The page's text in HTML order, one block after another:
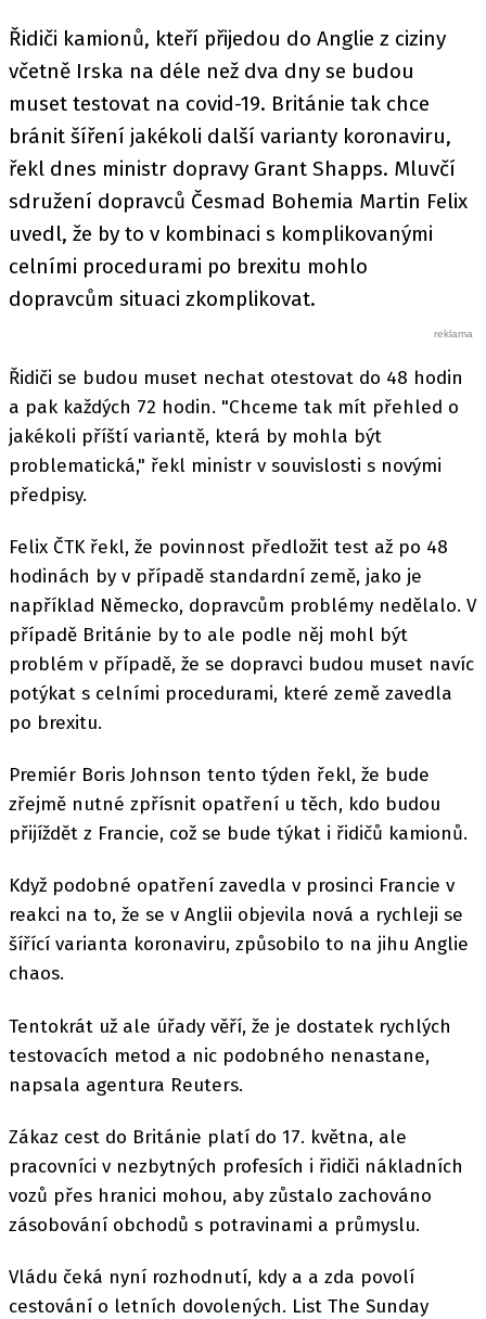
Řidiči kamionů, kteří přijedou do Anglie z ciziny
včetně Irska na déle než dva dny se budou
muset testovat na covid-19. Británie tak chce
bránit šíření jakékoli další varianty koronaviru,
řekl dnes ministr dopravy Grant Shapps. Mluvčí
sdružení dopravců Česmad Bohemia Martin Felix
uvedl, že by to v kombinaci s komplikovanými
celními procedurami po brexitu mohlo
dopravcům situaci zkomplikovat.
Řidiči se budou muset nechat otestovat do 48 hodin
a pak každých 72 hodin. "Chceme tak mít přehled o
jakékoli příští variantě, která by mohla být
problematická," řekl ministr v souvislosti s novými
předpisy.
Felix ČTK řekl, že povinnost předložit test až po 48
hodinách by v případě standardní země, jako je
například Německo, dopravcům problémy nedělalo. V
případě Británie by to ale podle něj mohl být
problém v případě, že se dopravci budou muset navíc
potýkat s celními procedurami, které země zavedla
po brexitu.
Premiér Boris Johnson tento týden řekl, že bude
zřejmě nutné zpřísnit opatření u těch, kdo budou
přijíždět z Francie, což se bude týkat i řidičů kamionů.
Když podobné opatření zavedla v prosinci Francie v
reakci na to, že se v Anglii objevila nová a rychleji se
šířící varianta koronaviru, způsobilo to na jihu Anglie
chaos.
Tentokrát už ale úřady věří, že je dostatek rychlých
testovacích metod a nic podobného nenastane,
napsala agentura Reuters.
Zákaz cest do Británie platí do 17. května, ale
pracovníci v nezbytných profesích i řidiči nákladních
vozů přes hranici mohou, aby zůstalo zachováno
zásobování obchodů s potravinami a průmyslu.
Vládu čeká nyní rozhodnutí, kdy a a zda povolí
cestování o letních dovolených. List The Sunday